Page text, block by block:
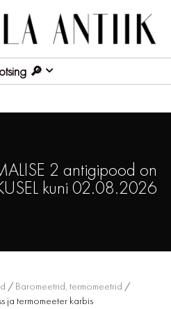
2 antigipood on
kuni 02.08.2026
/ Baromeetrid, termomeetrid /
ja termomeeter karbis